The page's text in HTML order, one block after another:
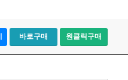
바로구매 원클릭구매